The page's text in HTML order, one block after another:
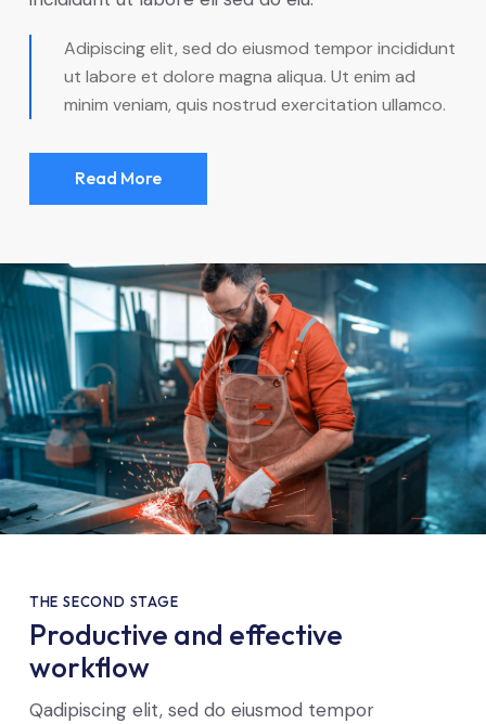
Adipiscing elit, sed do eiusmod tempor incididunt
ut labore et dolore magna aliqua. Ut enim ad
minim veniam, quis nostrud exercitation ullamco.
Read More
THE SECOND STAGE
Productive and effective
workflow
Qadipiscing elit, sed do eiusmod tempor